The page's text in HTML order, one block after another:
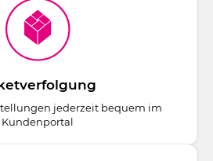
jederzeit bequem im
Kundenportal